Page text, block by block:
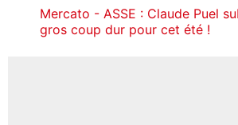
Mercato - ASSE : Claude Puel
gros coup dur pour cet été !